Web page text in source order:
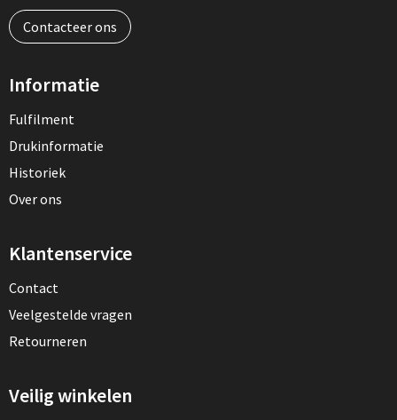
Klassieke paraplu's
Opvouwbare paraplu's
Divers
Vrije tijd
Gereedschap
Contacteer ons
Informatie
Fulfilment
Drukinformatie
Historiek
Over ons
Klantenservice
Contact
Veelgestelde vragen
Retourneren
Veilig winkelen